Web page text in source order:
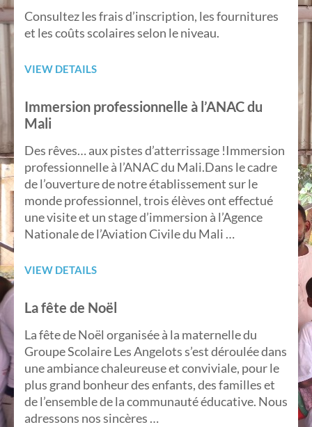
Consultez les frais d’inscription, les fournitures
et les coûts scolaires selon le niveau.
VIEW DETAILS
Immersion professionnelle à l’ANAC du
Mali
Des rêves… aux pistes d’atterrissage !Immersion
professionnelle à l’ANAC du Mali.Dans le cadre
de l’ouverture de notre établissement sur le
monde professionnel, trois élèves ont effectué
une visite et un stage d’immersion à l’Agence
Nationale de l’Aviation Civile du Mali …
VIEW DETAILS
La fête de Noël
La fête de Noël organisée à la maternelle du
Groupe Scolaire Les Angelots s’est déroulée dans
une ambiance chaleureuse et conviviale, pour le
plus grand bonheur des enfants, des familles et
de l’ensemble de la communauté éducative. Nous
adressons nos sincères …